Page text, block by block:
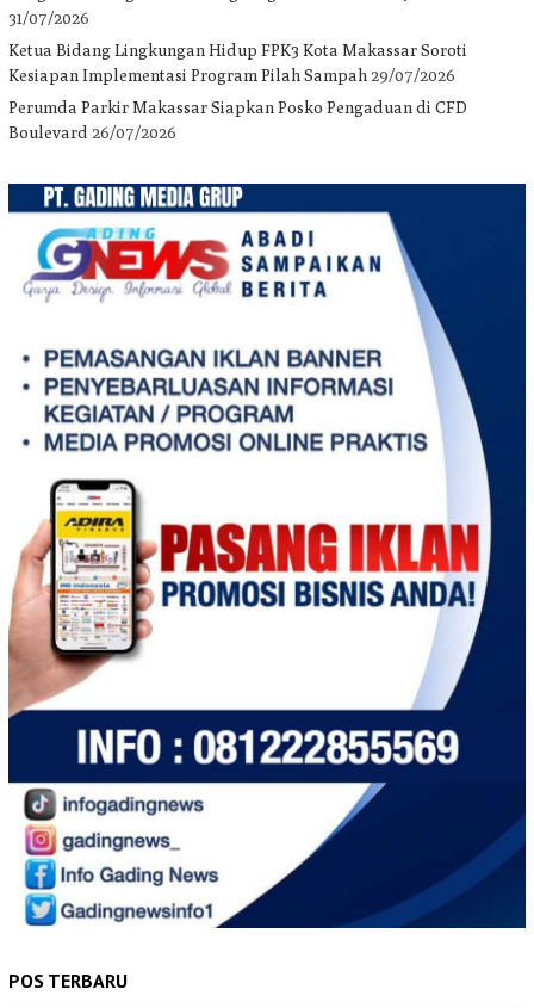
31/07/2026
Ketua Bidang Lingkungan Hidup FPK3 Kota Makassar Soroti
Kesiapan Implementasi Program Pilah Sampah 29/07/2026
Perumda Parkir Makassar Siapkan Posko Pengaduan di CFD
Boulevard 26/07/2026
POS TERBARU